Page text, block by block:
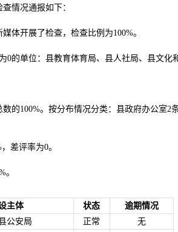
情况通报如下：
体开展了检查，检查比例为100%。
的单位：县教育体育局、县人社局、县文化
的100%。按分布情况分类：县政府办公室2
差评率为0。
。
主体 状态
逾期情况
公安局 正常
无